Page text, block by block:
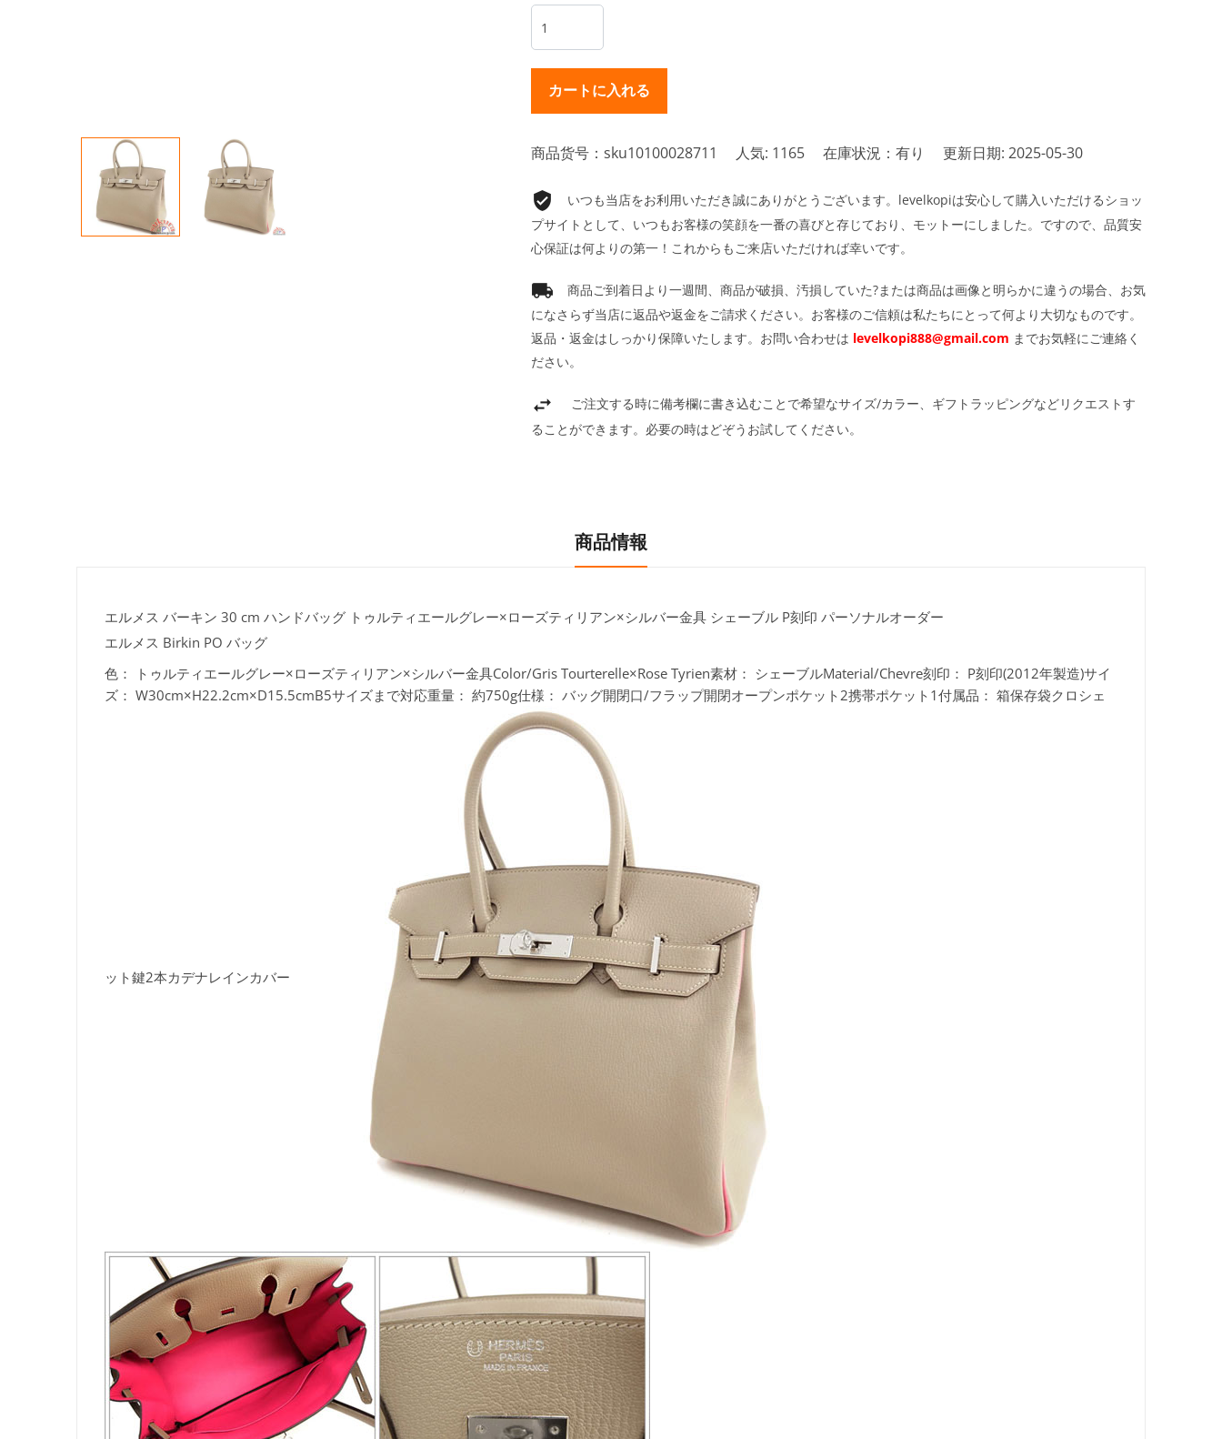
商品货号：sku10100028711 人気: 1165 在庫状況：有り 更新日期: 2025-05-30
いつも当店をお利用いただき誠にありがとうございます。levelkopiは安心して購入いただけるショッ
プサイトとして、いつもお客様の笑顔を一番の喜びと存じており、モットーにしました。ですので、品質安
心保証は何よりの第一！これからもご来店いただければ幸いです。
商品ご到着日より一週間、商品が破損、汚損していた?または商品は画像と明らかに違うの場合、お気
になさらず当店に返品や返金をご請求ください。お客様のご信頼は私たちにとって何より大切なものです。
返品・返金はしっかり保障いたします。お問い合わせは levelkopi888@gmail.com までお気軽にご連絡く
ださい。
ご注文する時に備考欄に書き込むことで希望なサイズ/カラー、ギフトラッピングなどリクエストす
ることができます。必要の時はどぞうお試してください。
商品情報
エルメス バーキン 30 cm ハンドバッグ トゥルティエールグレー×ローズティリアン×シルバー金具 シェーブル P刻印 パーソナルオーダー
エルメス Birkin PO バッグ
色：
トゥルティエールグレー×ローズティリアン×シルバー金具Color/Gris Tourterelle×Rose Tyrien素材： シェーブルMaterial/Chevre刻印： P刻印(2012年製造)サイ
ズ： W30cm×H22.2cm×D15.5cmB5サイズまで対応重量： 約750g仕様： バッグ開閉口/フラップ開閉オープンポケット2携帯ポケット1付属品： 箱保存袋クロシェ
ット鍵2本カデナレインカバー